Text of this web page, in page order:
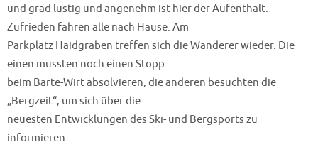
und grad lustig und angenehm ist hier der Aufenthalt.
Zufrieden fahren alle nach Hause. Am
Parkplatz Haidgraben treffen sich die Wanderer wieder. Die
einen mussten noch einen Stopp
beim Barte-Wirt absolvieren, die anderen besuchten die
„Bergzeit“, um sich über die
neuesten Entwicklungen des Ski- und Bergsports zu
informieren.